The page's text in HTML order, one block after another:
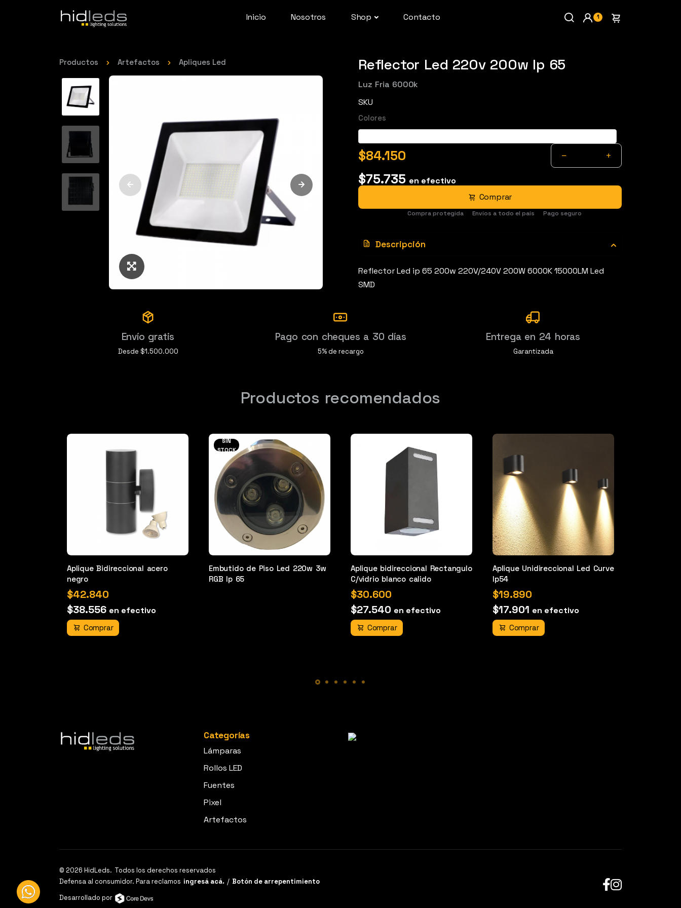
Inicio Nosotros Shop Contacto 1
Productos Artefactos Apliques Led
Click para ampliar Click para ampliar
Reflector Led 220v 200w Ip 65
Luz Fria 6000k
SKU
Colores
$84.150 − +
$75.735 en efectivo
Comprar
Compra protegida Envíos a todo el país Pago seguro
Descripción
Reflector Led ip 65 200w 220V/240V 200W 6000K 15000LM Led
SMD
Envío gratis
Desde $1.500.000
Pago con cheques a 30 días
5% de recargo
Entrega en 24 horas
Garantizada
Productos recomendados
Aplique Bidireccional acero
negro
$42.840
$38.556 en efectivo
Comprar
SIN
STOCK
Embutido de Piso Led 220w 3w
RGB Ip 65
Aplique bidireccional Rectangulo
C/vidrio blanco calido
$30.600
$27.540 en efectivo
Comprar
Aplique Unidireccional Led Curve
Ip54
$19.890
$17.901 en efectivo
Comprar
Categorías
Lámparas
Rollos LED
Fuentes
Pixel
Artefactos
© 2026 HidLeds. Todos los derechos reservados
Defensa al consumidor. Para reclamos ingresá acá. / Botón de arrepentimiento
Desarrollado por